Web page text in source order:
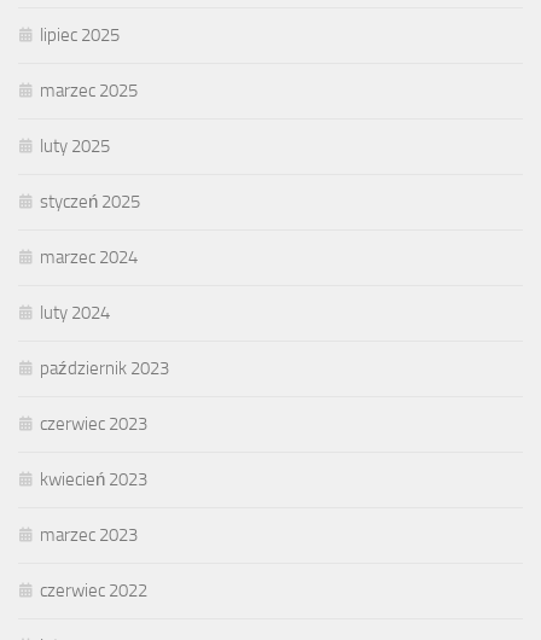
lipiec 2025
marzec 2025
luty 2025
styczeń 2025
marzec 2024
luty 2024
październik 2023
czerwiec 2023
kwiecień 2023
marzec 2023
czerwiec 2022